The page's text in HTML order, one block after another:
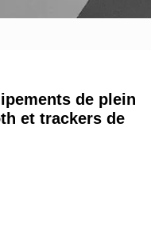
de plein
et trackers de